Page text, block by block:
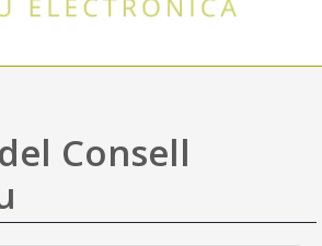
Accés i seguretat
Utilitats
Ajuda
Consell